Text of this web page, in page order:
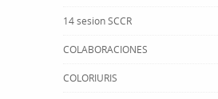
14 sesion SCCR
COLABORACIONES
COLORIURIS